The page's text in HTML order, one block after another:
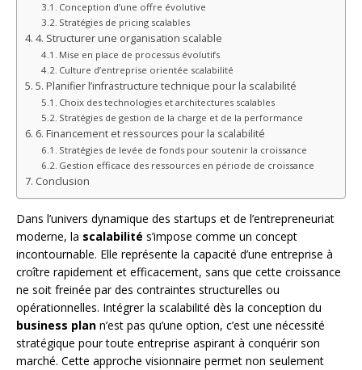
Conception d’une offre évolutive
Stratégies de pricing scalables
4. Structurer une organisation scalable
Mise en place de processus évolutifs
Culture d’entreprise orientée scalabilité
5. Planifier l’infrastructure technique pour la scalabilité
Choix des technologies et architectures scalables
Stratégies de gestion de la charge et de la performance
6. Financement et ressources pour la scalabilité
Stratégies de levée de fonds pour soutenir la croissance
Gestion efficace des ressources en période de croissance
Conclusion
Dans l’univers dynamique des startups et de l’entrepreneuriat
moderne, la scalabilité s’impose comme un concept
incontournable. Elle représente la capacité d’une entreprise à
croître rapidement et efficacement, sans que cette croissance
ne soit freinée par des contraintes structurelles ou
opérationnelles. Intégrer la scalabilité dès la conception du
business plan n’est pas qu’une option, c’est une nécessité
stratégique pour toute entreprise aspirant à conquérir son
marché. Cette approche visionnaire permet non seulement